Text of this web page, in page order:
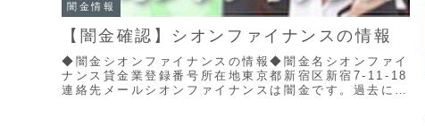
闇金情報
【闇金確認】シオンファイナンスの情報
◆闇金シオンファイナンスの情報◆闇金名シオンファイ
ナンス貸金業登録番号所在地東京都新宿区新宿7-11-18
連絡先メールシオンファイナンスは闇金です。過去に何